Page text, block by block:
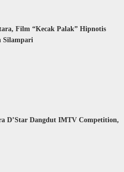
Film “Kecak Palak” Hipnotis
Silampari
D’Star Dangdut IMTV Competition,